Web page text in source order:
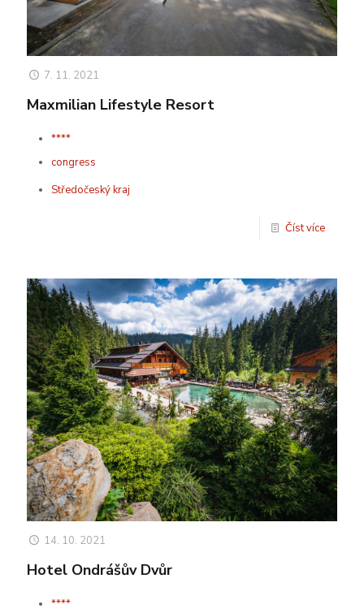
7. 11. 2021
Maxmilian Lifestyle Resort
****
congress
Středočeský kraj
Číst více
14. 10. 2021
Hotel Ondrášův Dvůr
****